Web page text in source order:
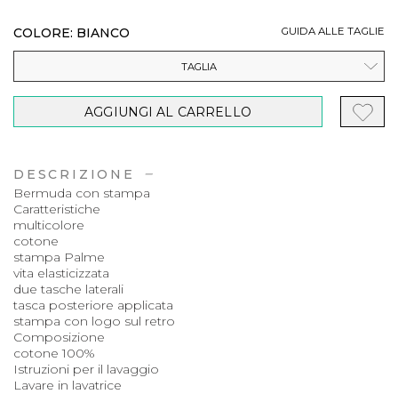
COLORE: BIANCO GUIDA ALLE TAGLIE
TAGLIA
AGGIUNGI AL CARRELLO
DESCRIZIONE
Bermuda con stampa
Caratteristiche
multicolore
cotone
stampa Palme
vita elasticizzata
due tasche laterali
tasca posteriore applicata
stampa con logo sul retro
Composizione
cotone 100%
Istruzioni per il lavaggio
Lavare in lavatrice